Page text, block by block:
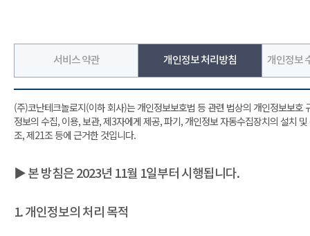
서비스 약관 개인정보 처리방침 개인정보
(주)코난테크놀로지(이하 회사)는 개인정보보호법 등 관련 법상의 개인정보보
정보의 수집, 이용, 보관, 제3자에게 제공, 파기, 개인정보 자동수집장치의 설치
조, 제21조 등에 근거한 것입니다.
▶ 본 방침은 2023년 11월 1일부터 시행됩니다.
1. 개인정보의 처리 목적